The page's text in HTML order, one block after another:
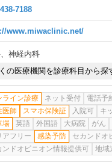
7188
www.miwaclinic.net/
、 神経内科
の医療機関を診療科目から探
ライン診療 ネット受付 電話予
医師
スマホ保険証 入院可 キ
場
英語 外国語 大病院 がん
アフリー
感染予防
セカンドオ
ンドオピニオン情報提供可
地域